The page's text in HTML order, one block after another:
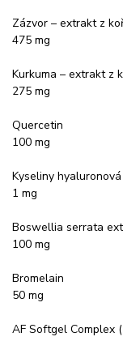
Zázvor – extrakt z
475 mg
Kurkuma – extrakt z
275 mg
Quercetin
100 mg
Kyseliny hyaluronová
1 mg
Boswellia serrata
100 mg
Bromelain
50 mg
AF Softgel Complex